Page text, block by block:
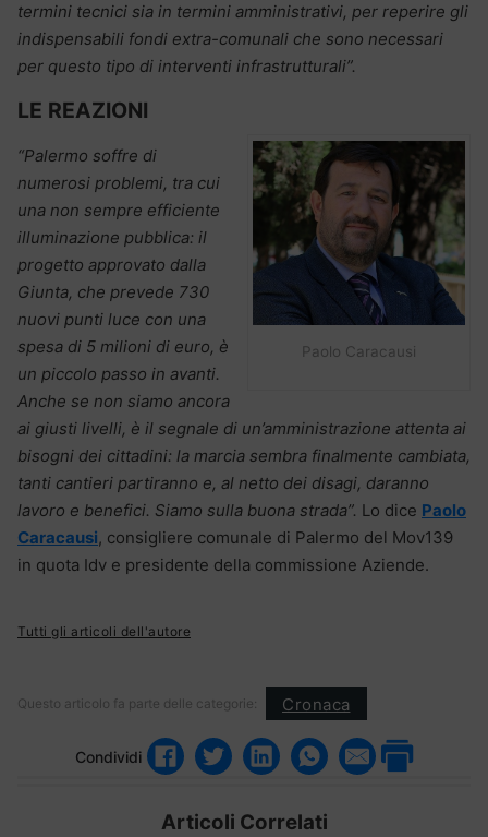
termini tecnici sia in termini amministrativi, per reperire gli
indispensabili fondi extra-comunali che sono necessari
per questo tipo di interventi infrastrutturali”.
LE REAZIONI
Paolo Caracausi
“Palermo soffre di
numerosi problemi, tra cui
una non sempre efficiente
illuminazione pubblica: il
progetto approvato dalla
Giunta, che prevede 730
nuovi punti luce con una
spesa di 5 milioni di euro, è
un piccolo passo in avanti.
Anche se non siamo ancora
ai giusti livelli, è il segnale di un’amministrazione attenta ai
bisogni dei cittadini: la marcia sembra finalmente cambiata,
tanti cantieri partiranno e, al netto dei disagi, daranno
lavoro e benefici. Siamo sulla buona strada”. Lo dice Paolo
Caracausi, consigliere comunale di Palermo del Mov139
in quota Idv e presidente della commissione Aziende.
Tutti gli articoli dell'autore
Questo articolo fa parte delle categorie: Cronaca
Condividi
Articoli Correlati